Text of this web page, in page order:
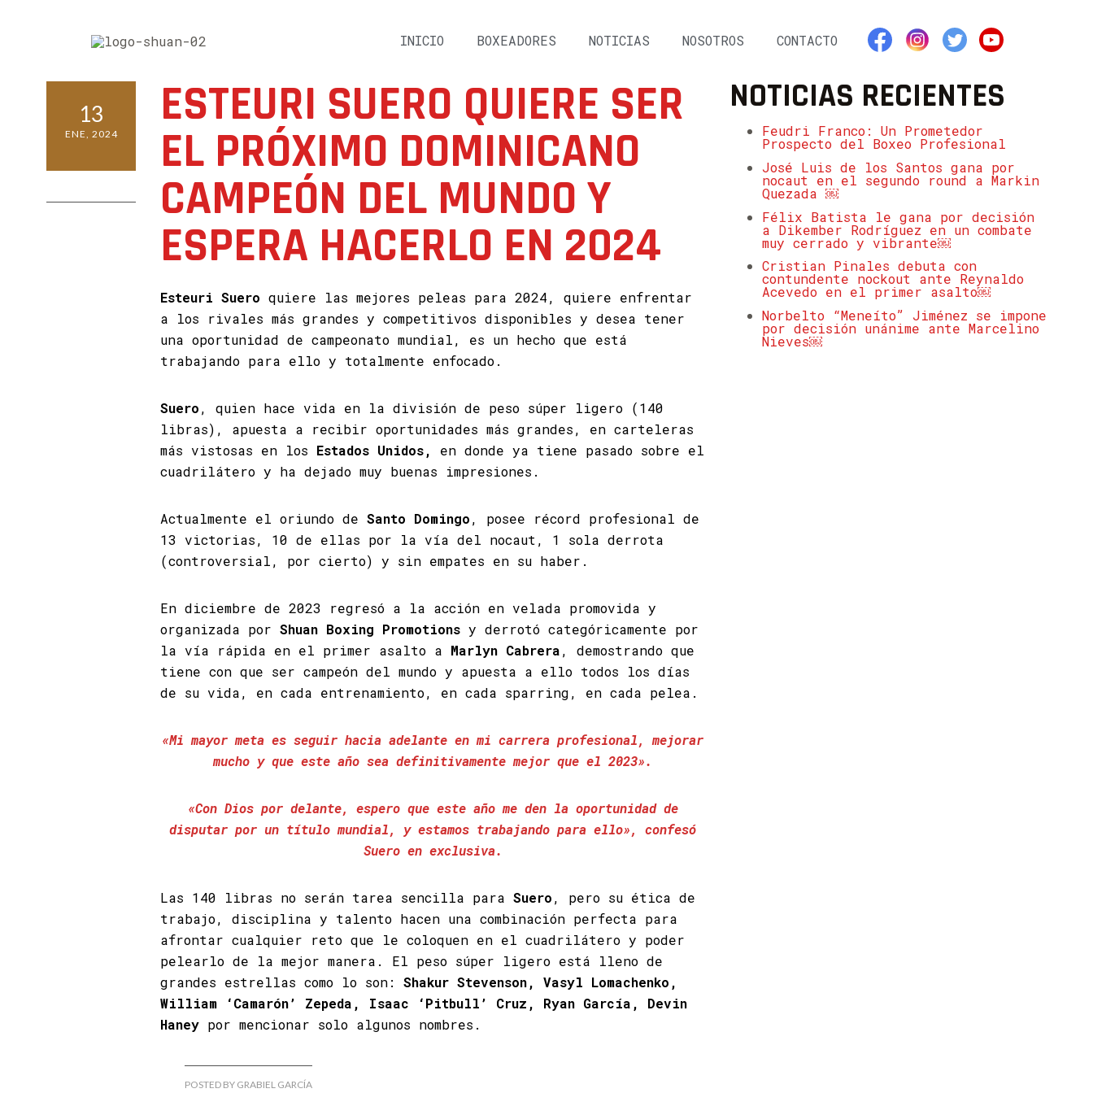
INICIO BOXEADORES NOTICIAS NOSOTROS CONTACTO
13
ENE, 2024 ESTEURI SUERO QUIERE SER
EL PRÓXIMO DOMINICANO
CAMPEÓN DEL MUNDO Y
ESPERA HACERLO EN 2024
Esteuri Suero quiere las mejores peleas para 2024, quiere enfrentar
a los rivales más grandes y competitivos disponibles y desea tener
una oportunidad de campeonato mundial, es un hecho que está
trabajando para ello y totalmente enfocado.
Suero, quien hace vida en la división de peso súper ligero (140
libras), apuesta a recibir oportunidades más grandes, en carteleras
más vistosas en los Estados Unidos,
en donde ya tiene pasado sobre el
cuadrilátero y ha dejado muy buenas impresiones.
Actualmente el oriundo de Santo Domingo, posee récord profesional de
13 victorias, 10 de ellas por la vía del nocaut, 1 sola derrota
(controversial, por cierto) y sin empates en su haber.
En diciembre de 2023 regresó a la acción en velada promovida y
organizada por Shuan Boxing Promotions y derrotó categóricamente por
la vía rápida en el primer asalto a Marlyn Cabrera, demostrando que
tiene con que ser campeón del mundo y apuesta a ello todos los días
de su vida, en cada entrenamiento, en cada sparring, en cada pelea.
«Mi mayor meta es seguir hacia adelante en mi carrera profesional, mejorar
mucho y que este año sea definitivamente mejor que el 2023».
«Con Dios por delante, espero que este año me den la oportunidad de
disputar por un título mundial, y estamos trabajando para ello», confesó
Suero en exclusiva.
Las 140 libras no serán tarea sencilla para Suero, pero su ética de
trabajo, disciplina y talento hacen una combinación perfecta para
afrontar cualquier reto que le coloquen en el cuadrilátero y poder
pelearlo de la mejor manera. El peso súper ligero está lleno de
grandes estrellas como lo son: Shakur Stevenson, Vasyl Lomachenko,
William ‘Camarón’ Zepeda, Isaac ‘Pitbull’ Cruz, Ryan García, Devin
Haney por mencionar solo algunos nombres.
POSTED BY GRABIEL GARCÍA
NOTICIAS RECIENTES
Feudri Franco: Un Prometedor
Prospecto del Boxeo Profesional
José Luis de los Santos gana por
nocaut en el segundo round a Markin
Quezada ￼
Félix Batista le gana por decisión
a Dikember Rodríguez en un combate
muy cerrado y vibrante￼
Cristian Pinales debuta con
contundente nockout ante Reynaldo
Acevedo en el primer asalto￼
Norbelto “Meneíto” Jiménez se impone
por decisión unánime ante Marcelino
Nieves￼